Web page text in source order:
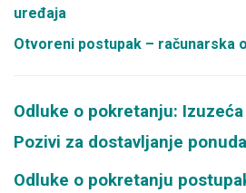
uređaja
Otvoreni postupak – računarska
Odluke o pokretanju:
Pozivi za dostavljanje
Odluke o pokretanju